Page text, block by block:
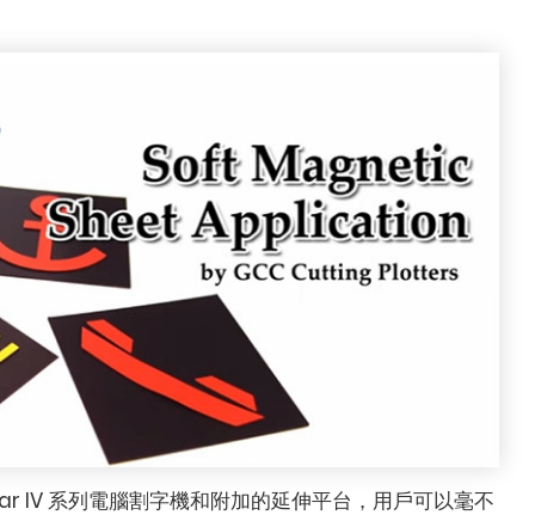
IV 系列電腦割字機和附加的延伸平台，用戶可以毫不